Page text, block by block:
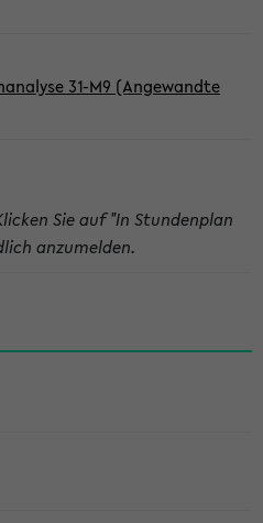
31-M9 (Angewandte
Sie auf "In Stundenplan
anzumelden.